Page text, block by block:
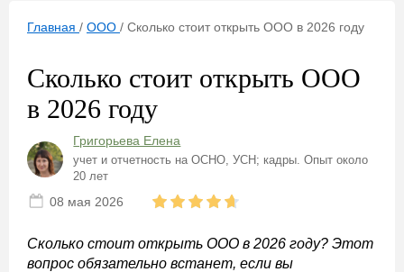
Главная / ООО / Сколько стоит открыть ООО в 2026 году
Сколько стоит открыть ООО
в 2026 году
Григорьева Елена
учет и отчетность на ОСНО, УСН; кадры. Опыт около
20 лет
08 мая 2026
Сколько стоит открыть ООО в 2026 году? Этот
вопрос обязательно встанет, если вы